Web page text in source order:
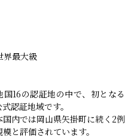
界最大級
16の認証地の中で、初となる
認証地域です。
内では岡山県矢掛町に続く2例
と評価されています。